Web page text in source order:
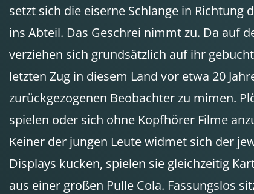
setzt sich die eiserne Schlange in
ins Abteil. Das Geschrei nimmt zu. Da auf
verziehen sich grundsätzlich auf ihr
letzten Zug in diesem Land vor etwa 20
zurückgezogenen Beobachter zu mimen.
spielen oder sich ohne Kopfhörer Filme
Keiner der jungen Leute widmet sich der
Displays kucken, spielen sie gleichzeitig
aus einer großen Pulle Cola. Fassungslos